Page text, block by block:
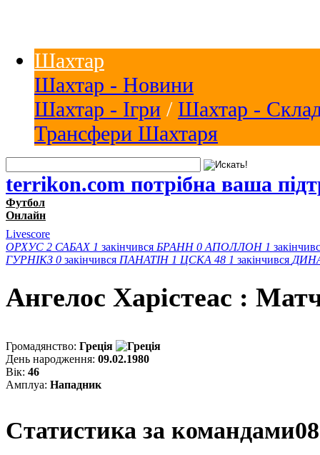
Шахтар
Шахтар - Новини
Шахтар - Ігри / Шахтар -
Трансфери Шахтаря
terrikon.com потрібна ваша
Футбол
Онлайн
Livescore
ОРХУС 2 САБАХ 1 закінчився БРАНН 0 АПОЛЛОН 1
ГУРНІКЗ 0 закінчився ПАНАТІН 1 ЦСКА 48 1 закінчився
Ангелос Харiстеас :
Громадянство: Греція
День народження: 09.02.1980
Вік: 46
Амплуа: Нападник
Статистика за командами